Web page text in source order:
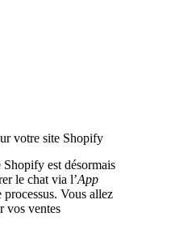
votre site Shopify
est désormais
le chat via l’App
Vous allez
vos ventes